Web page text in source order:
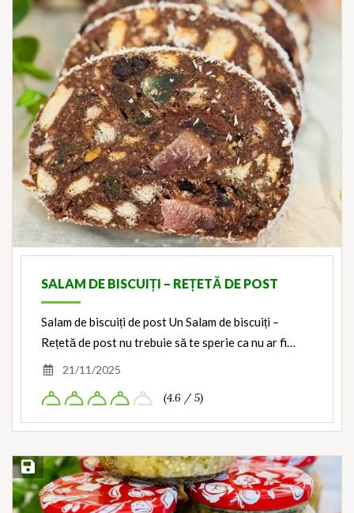
SALAM DE BISCUIȚI – REȚETĂ DE POST
Salam de biscuiți de post Un Salam de biscuiți –
Rețetă de post nu trebuie să te sperie ca nu ar fi…
21/11/2025
(4.6 / 5)
Save Recipe